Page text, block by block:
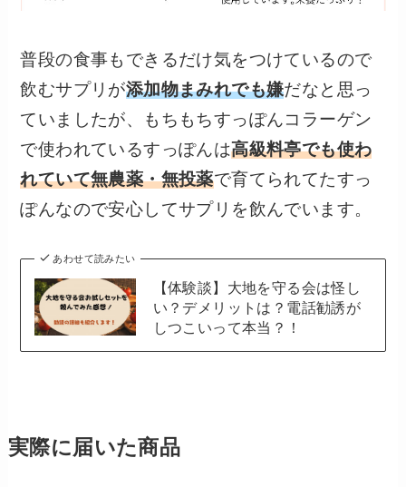
普段の食事もできるだけ気をつけているので
飲むサプリが添加物まみれでも嫌だなと思っ
ていましたが、もちもちすっぽんコラーゲン
で使われているすっぽんは高級料亭でも使わ
れていて無農薬・無投薬で育てられてたすっ
ぽんなので安心してサプリを飲んでいます。
あわせて読みたい
【体験談】大地を守る会は怪し
い？デメリットは？電話勧誘が
しつこいって本当？！
実際に届いた商品